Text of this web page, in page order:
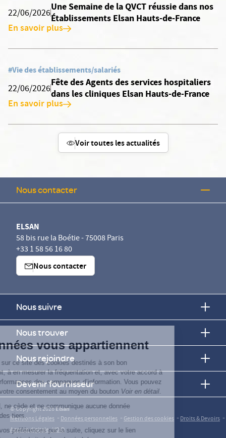
Vos données vous appartiennent
ELSAN utilise sur ce site des cookies destinés à son bon
fonctionnement, à en mesurer la fréquentation et, avec votre accord à
évaluer les performances des campagnes d’information. Vous pouvez
personnaliser votre consentement au moyen du bouton
Voir en détail
Elsan ne vend, ne cède et ne communique aucune donnée
personnelle à des tiers.
Pour modifier vos préférences par la suite, cliquez sur le lien
22/06/2026
Une Semaine de la QVCT réussie dans nos
Établissements Elsan Hauts-de-France
En savoir plus
#Vie des établissements/salariés
22/06/2026
Fête des Agents des services hospitaliers
dans les cliniques Elsan Hauts-de-France
En savoir plus
Voir toutes les actualités
Nous contacter
ELSAN
58 bis rue la Boétie - 75008 Paris
+33 1 58 56 16 80
Nous contacter
Nous suivre
Nous trouver
Nous rejoindre
Devenir fournisseur
© Copyright 2026Elsan
Mentions Légales -Données personnelles -Gestion des cookies -Droits & Devoirs -
Agence digitale : VOID